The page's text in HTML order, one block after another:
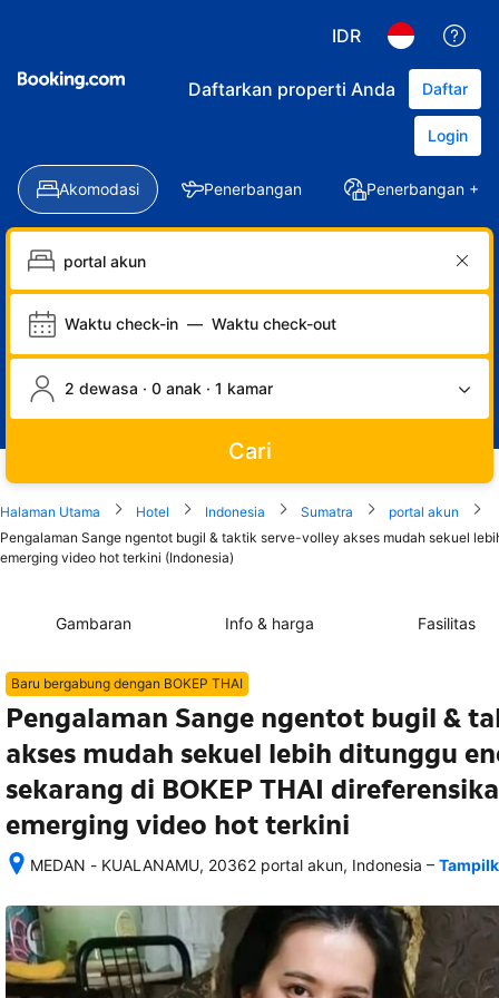
IDR
Daftarkan properti Anda Daftar
Login
Akomodasi Penerbangan Penerbangan +
Waktu check-in — Waktu check-out
2 dewasa · 0 anak · 1 kamar
Cari
Halaman Utama Hotel Indonesia Sumatra
portal akun
Pengalaman Sange ngentot bugil & taktik serve-volley akses mudah sekuel
emerging video hot terkini (Indonesia)
Gambaran Info & harga Fasilitas
Baru bergabung dengan BOKEP THAI
Pengalaman Sange ngentot bugil &
akses mudah sekuel lebih ditunggu
sekarang di BOKEP THAI
emerging video hot terkini
MEDAN - KUALANAMU, 20362 portal akun, Indonesia
memesan,
semua
rincian
akomodasi
–